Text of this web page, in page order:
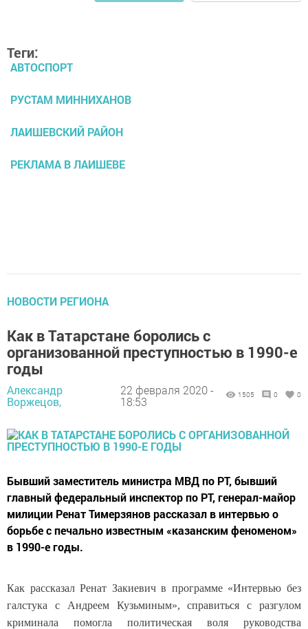
Теги:
АВТОСПОРТ
РУСТАМ МИННИХАНОВ
ЛАИШЕВСКИЙ РАЙОН
РЕКЛАМА В ЛАИШЕВЕ
НОВОСТИ РЕГИОНА
Как в Татарстане боролись с
организованной преступностью в 1990-е
годы
Александр
Воржецов,
22 февраля 2020 -
18:53
1505 0 0
Бывший заместитель министра МВД по РТ, бывший
главный федеральный инспектор по РТ, генерал-майор
милиции Ренат Тимерзянов рассказал в интервью о
борьбе с печально известным «казанским феноменом»
в 1990-е годы.
Как рассказал Ренат Закиевич в программе «Интервью без
галстука с Андреем Кузьминым», справиться с разгулом
криминала помогла политическая воля руководства